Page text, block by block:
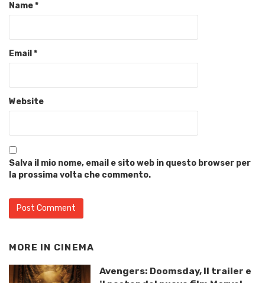
Name*
Email *
Website
Salva il mio nome, email e sito web in questo browser per
la prossima volta che commento.
MORE IN CINEMA
Avengers: Doomsday, Il trailer e